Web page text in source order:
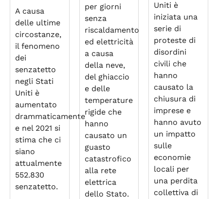
A causa
delle ultime
circostanze,
il fenomeno
dei
senzatetto
negli Stati
Uniti è
aumentato
drammaticamente
e nel 2021 si
stima che ci
siano
attualmente
552.830
senzatetto.
per giorni
senza
riscaldamento
ed elettricità
a causa
della neve,
del ghiaccio
e delle
temperature
rigide che
hanno
causato un
guasto
catastrofico
alla rete
elettrica
dello Stato.
Uniti è
iniziata una
serie di
proteste di
disordini
civili che
hanno
causato la
chiusura di
imprese e
hanno avuto
un impatto
sulle
economie
locali per
una perdita
collettiva di